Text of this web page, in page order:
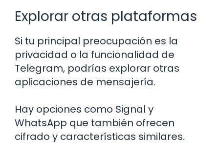
Explorar otras plataformas
Si tu principal preocupación es la
privacidad o la funcionalidad de
Telegram, podrías explorar otras
aplicaciones de mensajería.
Hay opciones como Signal y
WhatsApp que también ofrecen
cifrado y características similares.